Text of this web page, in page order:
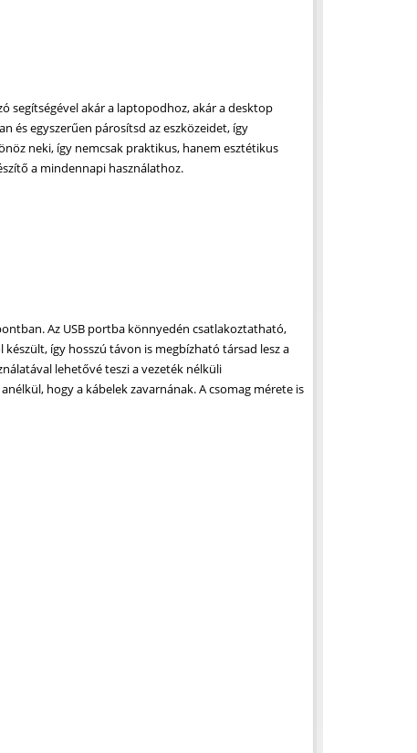
segítségével akár a laptopodhoz, akár a desktop
és egyszerűen párosítsd az eszközeidet, így
neki, így nemcsak praktikus, hanem esztétikus
a mindennapi használathoz.
Az USB portba könnyedén csatlakoztatható,
így hosszú távon is megbízható társad lesz a
lehetővé teszi a vezeték nélküli
hogy a kábelek zavarnának. A csomag mérete is